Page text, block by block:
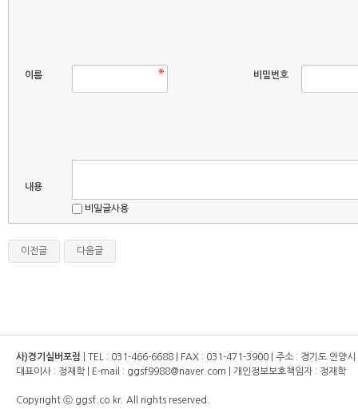
이름 비밀번호
내용
비밀글사용
이전글 다음글
사)경기실버포럼 | TEL : 031-466-6688 | FAX : 031-471-3900 | 주소 : 경기도 안양
대표이사 : 정재학 | E-mail : ggsf9988@naver.com | 개인정보보호책임자 : 정재학
Copyright ⓒ ggsf.co.kr. All rights reserved.